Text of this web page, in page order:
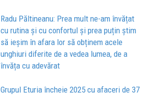
Radu Păltineanu: Prea mult ne-am învățat
cu rutina și cu confortul și prea puțin știm
să ieșim în afara lor să obținem acele
unghiuri diferite de a vedea lumea, de a
învăța cu adevărat
Grupul Eturia încheie 2025 cu afaceri de 37